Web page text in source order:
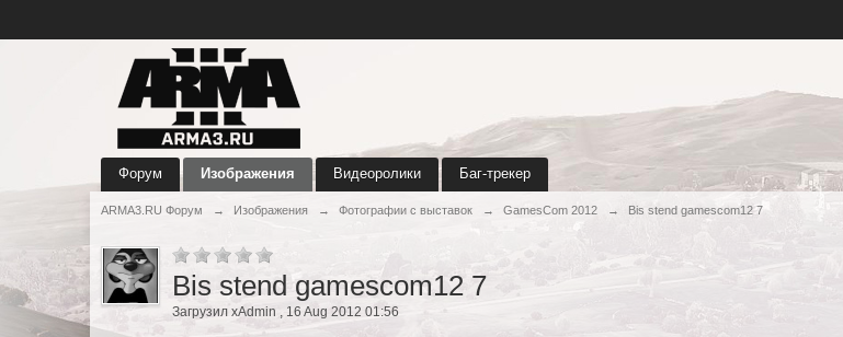
Форум Изображения Видеоролики Баг-трекер
ARMA3.RU Форум → Изображения → Фотографии с выставок → GamesCom 2012 → Bis stend gamescom12 7
Bis stend gamescom12 7
Загрузил xAdmin , 16 Aug 2012 01:56